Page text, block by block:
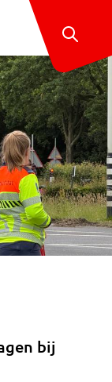
bij